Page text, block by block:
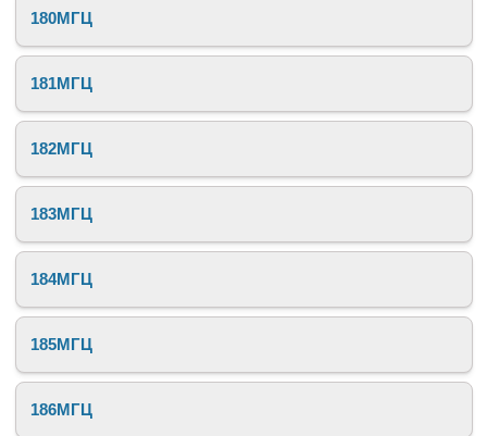
180МГЦ
181МГЦ
182МГЦ
183МГЦ
184МГЦ
185МГЦ
186МГЦ